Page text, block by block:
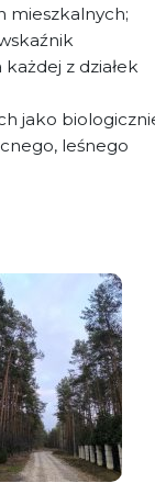
mieszkalnych;
z działek
jako
leśnego